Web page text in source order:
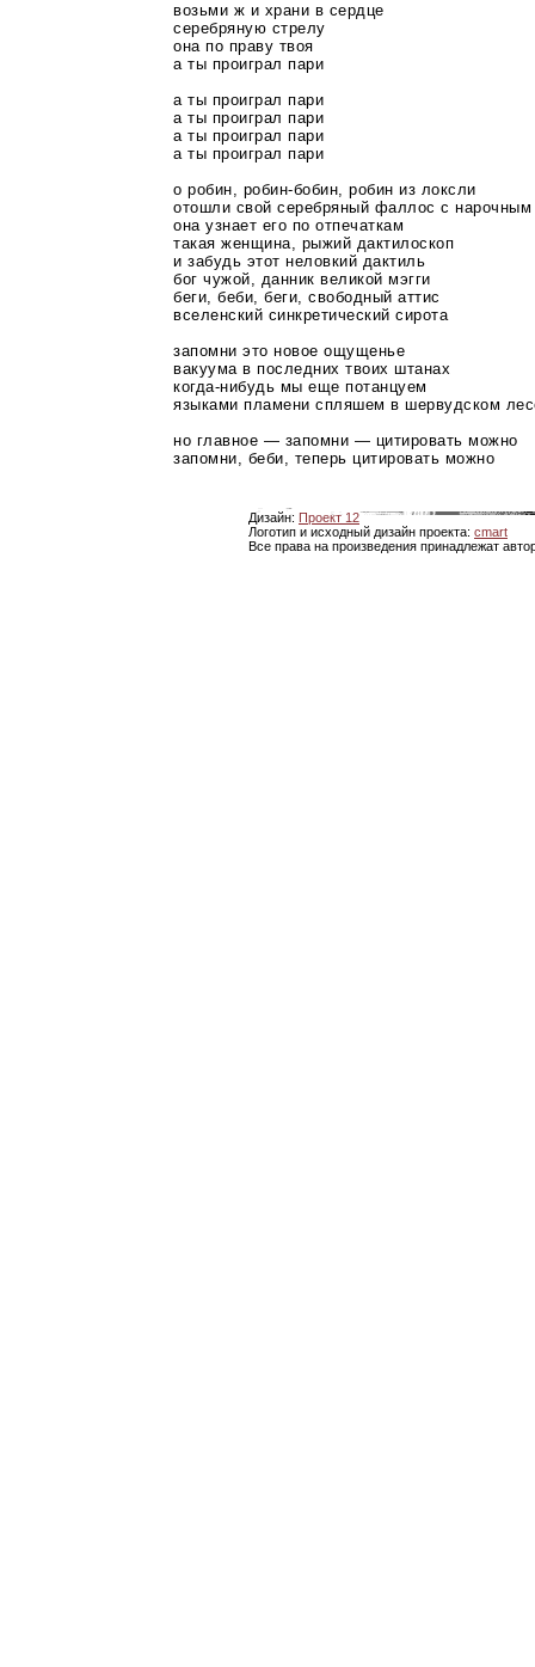
возьми ж и храни в сердце
серебряную стрелу
она по праву твоя
а ты проиграл пари
а ты проиграл пари
а ты проиграл пари
а ты проиграл пари
а ты проиграл пари
о робин, робин-бобин, робин из локсли
отошли свой серебряный фаллос с нарочным
она узнает его по отпечаткам
такая женщина, рыжий дактилоскоп
и забудь этот неловкий дактиль
бог чужой, данник великой мэгги
беги, беби, беги, свободный аттис
вселенский синкретический сирота
запомни это новое ощущенье
вакуума в последних твоих штанах
когда-нибудь мы еще потанцуем
языками пламени спляшем в шервудском
но главное — запомни — цитировать можно
запомни, беби, теперь цитировать можно
Дизайн: Проект 12
Логотип и исходный дизайн проекта: cmart
Все права на произведения принадлежат